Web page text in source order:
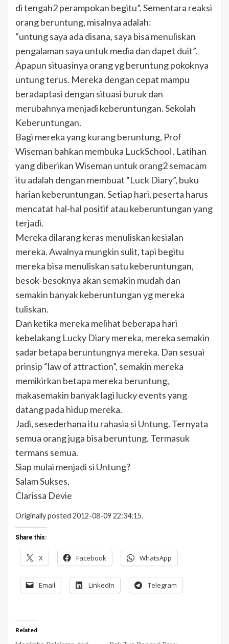
di tengah2 perampokan begitu”. Sementara reaksi
orang beruntung, misalnya adalah:
“untung saya ada disana, saya bisa menuliskan
pengalaman saya untuk media dan dapet duit”.
Apapun situasinya orang yg beruntung pokoknya
untung terus. Mereka dengan cepat mampu
beradaptasi dengan situasi buruk dan
merubahnya menjadi keberuntungan. Sekolah
Keberuntungan.
Bagi mereka yang kurang beruntung, Prof
Wiseman bahkan membuka LuckSchool . Latihan
yang diberikan Wiseman untuk orang2 semacam
itu adalah dengan membuat “Luck Diary”, buku
harian keberuntungan. Setiap hari, peserta harus
mencatat hal-hal positif atau keberuntungan yang
terjadi.
Mereka dilarang keras menuliskan kesialan
mereka. Awalnya mungkin sulit, tapi begitu
mereka bisa menuliskan satu keberuntungan,
besok-besoknya akan semakin mudah dan
semakin banyak keberuntungan yg mereka
tuliskan.
Dan ketika mereka melihat beberapa hari
kebelakang Lucky Diary mereka, mereka semakin
sadar betapa beruntungnya mereka. Dan sesuai
prinsip “law of attraction”, semakin mereka
memikirkan betapa mereka beruntung,
makasemakin banyak lagi lucky events yang
datang pada hidup mereka.
Jadi, sesederhana itu rahasia si Untung. Ternyata
semua orang juga bisa beruntung. Termasuk
termans semua.
Siap mulai menjadi si Untung?
Salam Sukses,
Clarissa Devie
Originally posted 2012-08-09 22:34:15.
Share this:
X Facebook WhatsApp
Email LinkedIn Telegram
Related